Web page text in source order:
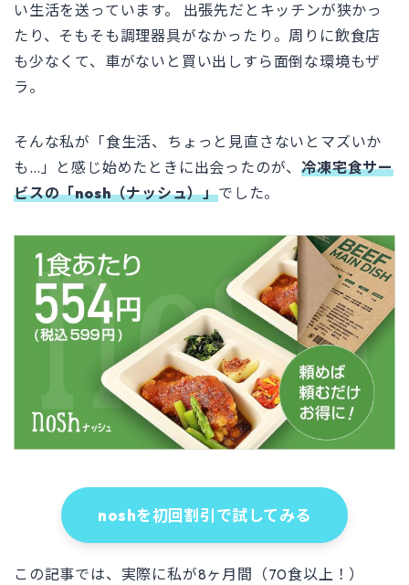
い生活を送っています。 出張先だとキッチンが狭かっ
たり、そもそも調理器具がなかったり。周りに飲食店
も少なくて、車がないと買い出しすら面倒な環境もザ
ラ。
そんな私が「食生活、ちょっと見直さないとマズいか
も…」と感じ始めたときに出会ったのが、冷凍宅食サー
ビスの「nosh（ナッシュ）」でした。
noshを初回割引で試してみる
この記事では、実際に私が8ヶ月間（70食以上！）